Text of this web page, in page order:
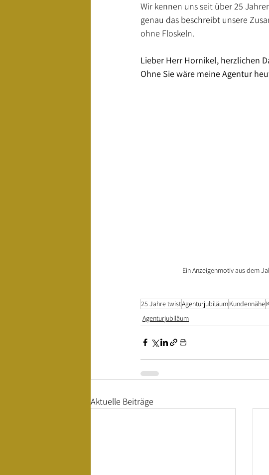
Wir kennen uns seit über 25
genau das beschreibt unsere
ohne Floskeln.
Lieber Herr Hornikel, herzlichen
Ohne Sie wäre meine Agentur
Ein Anzeigenmotiv aus dem
25 Jahre twistAgenturjubiläumKundennähe
Agenturjubiläum
Aktuelle Beiträge